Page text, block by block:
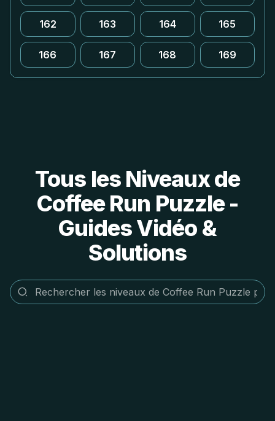
162 163 164 165
166 167 168 169
Tous les Niveaux de
Coffee Run Puzzle -
Guides Vidéo &
Solutions